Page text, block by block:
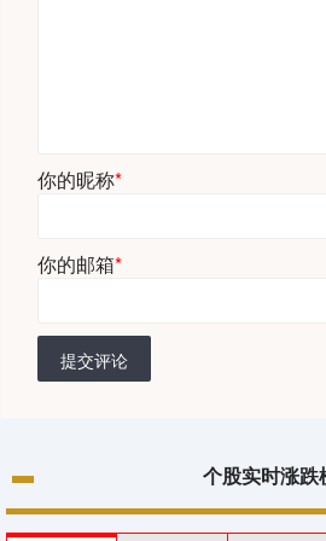
你的昵称*
你的邮箱*
提交评论
个股实时涨跌